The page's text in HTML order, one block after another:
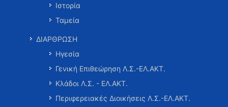
Ιστορία
Ταμεία
ΔΙΑΡΘΡΩΣΗ
Ηγεσία
Γενική Επιθεώρηση Λ.Σ.-ΕΛ.ΑΚΤ.
Κλάδοι Λ.Σ. - ΕΛ.ΑΚΤ.
Περιφερειακές Διοικήσεις Λ.Σ.-ΕΛ.ΑΚΤ.